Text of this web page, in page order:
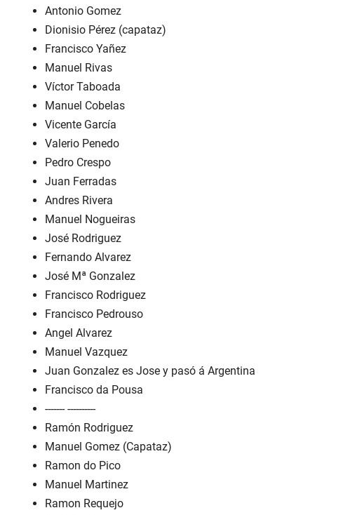
Antonio Gomez
Dionisio Pérez (capataz)
Francisco Yañez
Manuel Rivas
Víctor Taboada
Manuel Cobelas
Vicente García
Valerio Penedo
Pedro Crespo
Juan Ferradas
Andres Rivera
Manuel Nogueiras
José Rodriguez
Fernando Alvarez
José Mª Gonzalez
Francisco Rodriguez
Francisco Pedrouso
Angel Alvarez
Manuel Vazquez
Juan Gonzalez es Jose y pasó á Argentina
Francisco da Pousa
------- ----------
Ramón Rodriguez
Manuel Gomez (Capataz)
Ramon do Pico
Manuel Martinez
Ramon Requejo